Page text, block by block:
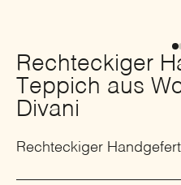
Rechteckiger
Teppich aus
Divani
Rechteckiger